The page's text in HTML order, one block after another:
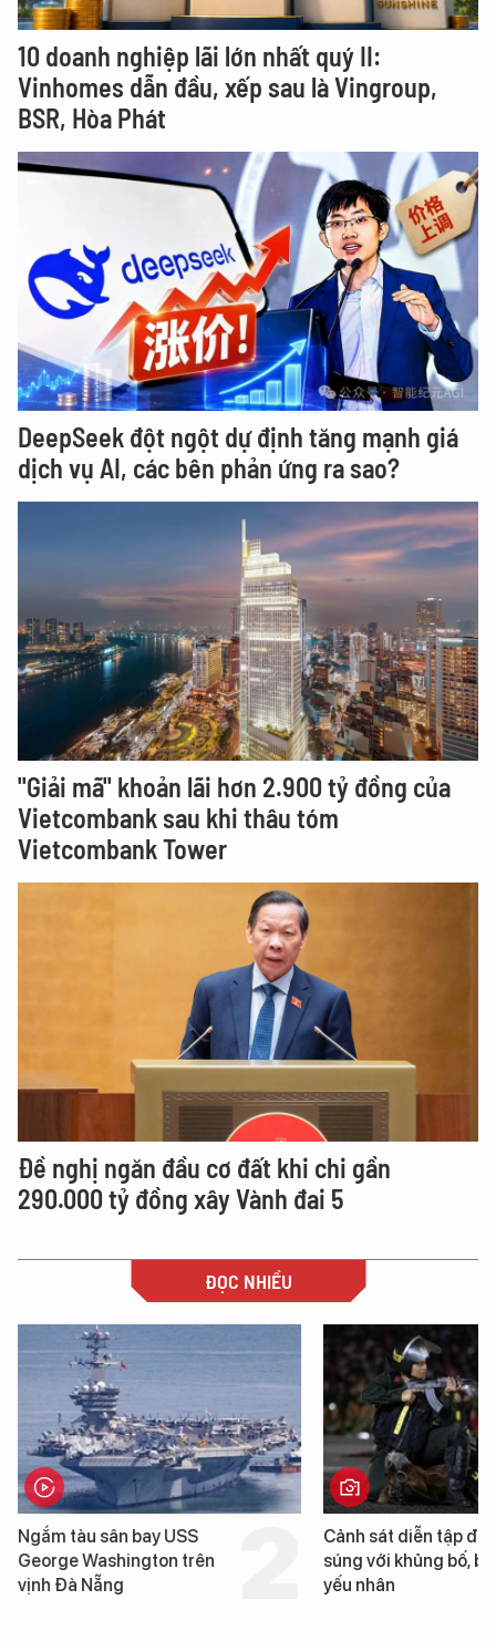
10 doanh nghiệp lãi lớn nhất quý II:
Vinhomes dẫn đầu, xếp sau là Vingroup,
BSR, Hòa Phát
DeepSeek đột ngột dự định tăng mạnh giá
dịch vụ AI, các bên phản ứng ra sao?
"Giải mã" khoản lãi hơn 2.900 tỷ đồng của
Vietcombank sau khi thâu tóm
Vietcombank Tower
Đề nghị ngăn đầu cơ đất khi chi gần
290.000 tỷ đồng xây Vành đai 5
ĐỌC NHIỀU
Ngắm tàu sân bay USS
George Washington trên
vịnh Đà Nẵng
Cảnh sát diễn tập
súng với khủng bố,
yếu nhân